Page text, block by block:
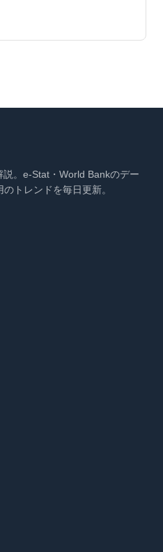
。e-Stat・World Bankのデー
トレンドを毎日更新。